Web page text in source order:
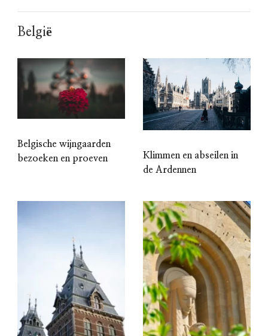
België
Belgische wijngaarden
bezoeken en proeven
Klimmen en abseilen in
de Ardennen